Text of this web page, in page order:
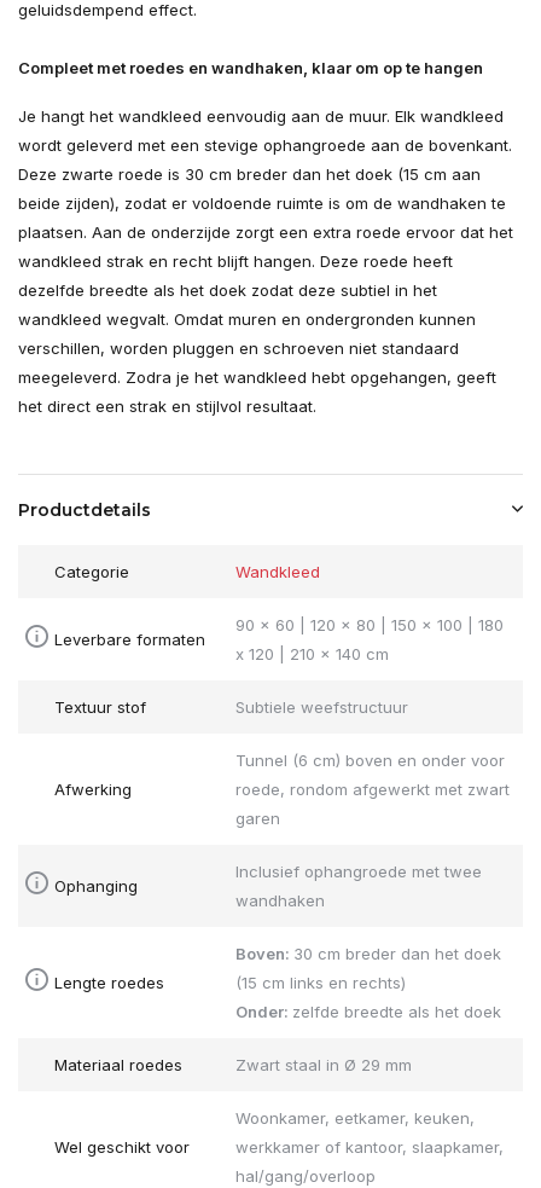
geluidsdempend effect.
Compleet met roedes en wandhaken, klaar om op te hangen
Je hangt het wandkleed eenvoudig aan de muur. Elk wandkleed
wordt geleverd met een stevige ophangroede aan de bovenkant.
Deze zwarte roede is 30 cm breder dan het doek (15 cm aan
beide zijden), zodat er voldoende ruimte is om de wandhaken te
plaatsen. Aan de onderzijde zorgt een extra roede ervoor dat het
wandkleed strak en recht blijft hangen. Deze roede heeft
dezelfde breedte als het doek zodat deze subtiel in het
wandkleed wegvalt. Omdat muren en ondergronden kunnen
verschillen, worden pluggen en schroeven niet standaard
meegeleverd. Zodra je het wandkleed hebt opgehangen, geeft
het direct een strak en stijlvol resultaat.
Productdetails
Categorie Wandkleed
Leverbare formaten
90 x 60 | 120 x 80 | 150 x 100 | 180
x 120 | 210 x 140 cm
Textuur stof Subtiele weefstructuur
Afwerking
Tunnel (6 cm) boven en onder voor
roede, rondom afgewerkt met zwart
garen
Ophanging
Inclusief ophangroede met twee
wandhaken
Lengte roedes
Boven: 30 cm breder dan het doek
(15 cm links en rechts)
Onder: zelfde breedte als het doek
Materiaal roedes Zwart staal in Ø 29 mm
Wel geschikt voor
Woonkamer, eetkamer, keuken,
werkkamer of kantoor, slaapkamer,
hal/gang/overloop